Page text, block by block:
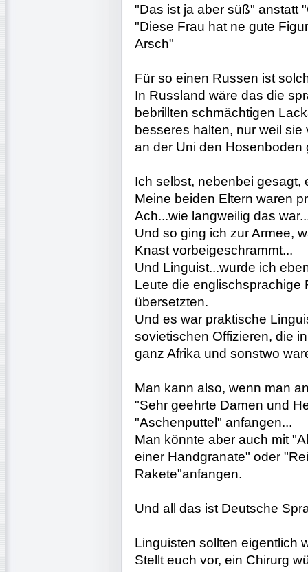
"Das ist ja aber süß" anstatt
"Diese Frau hat ne gute
Arsch"
Für so einen Russen ist
In Russland wäre das die
bebrillten schmächtigen
besseres halten, nur weil
an der Uni den Hosenboden
Ich selbst, nebenbei gesagt,
Meine beiden Eltern waren
Ach...wie langweilig das
Und so ging ich zur Armee,
Knast vorbeigeschrammt...
Und Linguist...wurde ich
Leute die englischsprachige
übersetzten.
Und es war praktische
sovietischen Offizieren, die
ganz Afrika und sonstwo
Man kann also, wenn man
"Sehr geehrte Damen und
"Aschenputtel" anfangen...
Man könnte aber auch mit
einer Handgranate" oder
Rakete"anfangen.
Und all das ist Deutsche
Linguisten sollten eigentlich
Stellt euch vor, ein Chirurg